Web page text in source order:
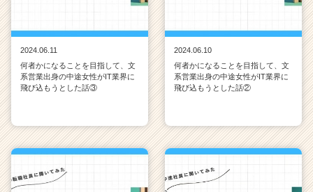
2024.06.11
何者かになることを目指して、文
系営業出身の中途女性がIT業界に
飛び込もうとした話③
2024.06.10
何者かになることを目指して、文
系営業出身の中途女性がIT業界に
飛び込もうとした話②